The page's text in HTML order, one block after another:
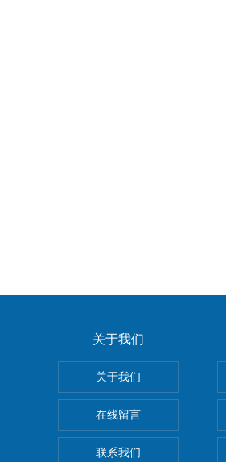
关于我们
关于我们
在线留言
联系我们